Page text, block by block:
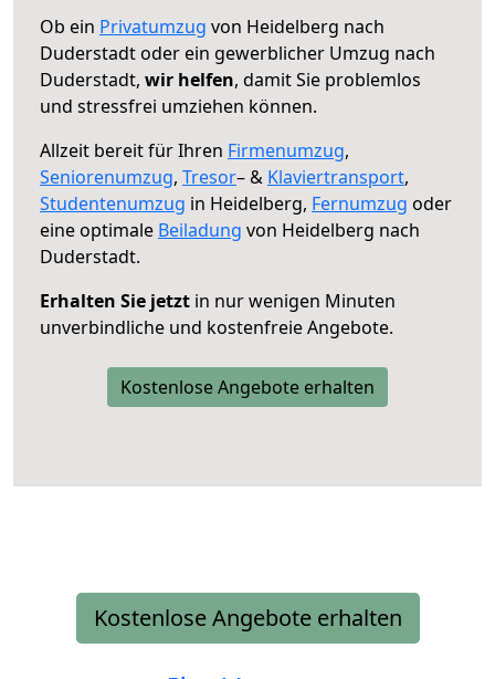
Ob ein Privatumzug von Heidelberg nach
Duderstadt oder ein gewerblicher Umzug nach
Duderstadt, wir helfen, damit Sie problemlos
und stressfrei umziehen können.
Allzeit bereit für Ihren Firmenumzug,
Seniorenumzug, Tresor– & Klaviertransport,
Studentenumzug in Heidelberg, Fernumzug oder
eine optimale Beiladung von Heidelberg nach
Duderstadt.
Erhalten Sie jetzt in nur wenigen Minuten
unverbindliche und kostenfreie Angebote.
Kostenlose Angebote erhalten
Kostenlose Angebote erhalten